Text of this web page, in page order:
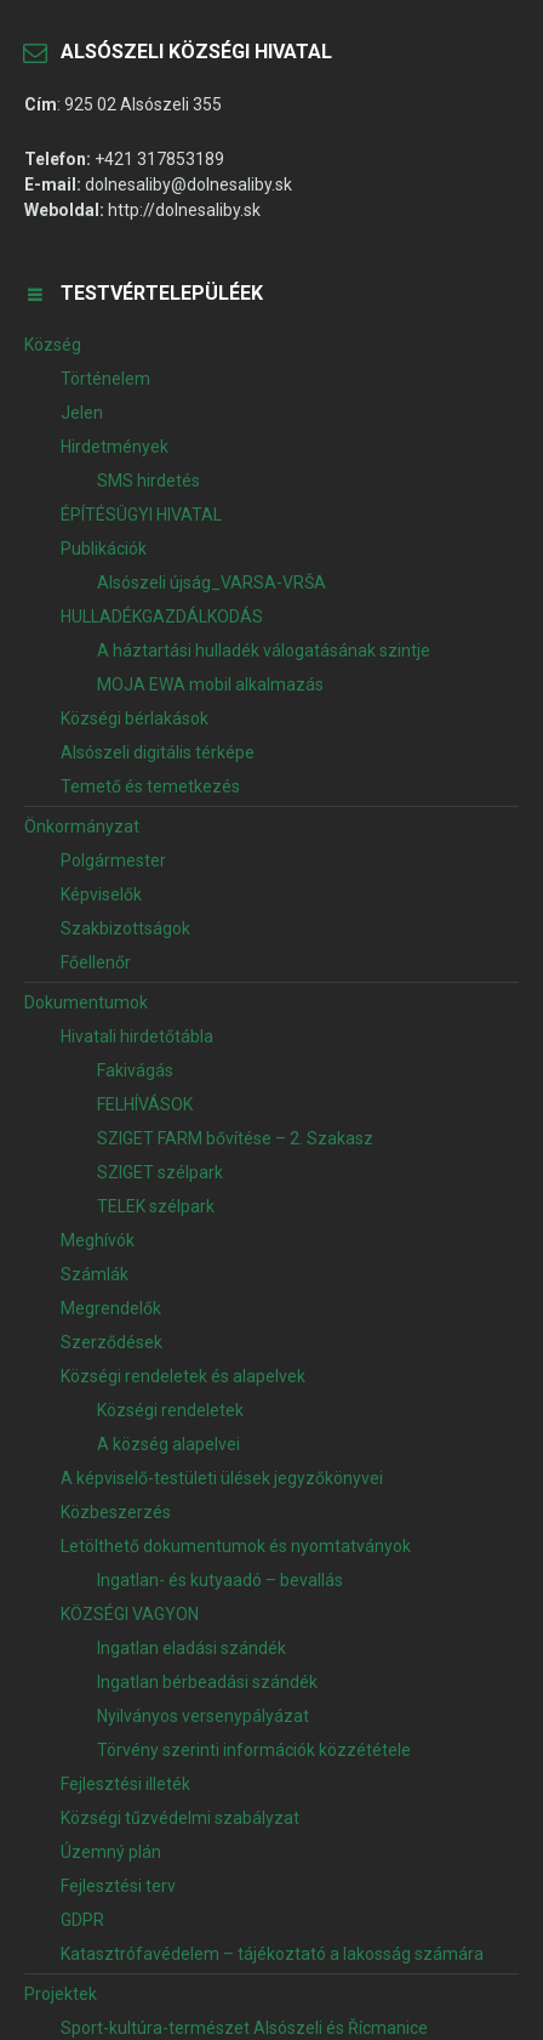
ALSÓSZELI KÖZSÉGI HIVATAL
Cím: 925 02 Alsószeli 355
Telefon: +421 317853189
E-mail: dolnesaliby@dolnesaliby.sk
Weboldal: http://dolnesaliby.sk
TESTVÉRTELEPÜLÉEK
Község
Történelem
Jelen
Hirdetmények
SMS hirdetés
ÉPÍTÉSÜGYI HIVATAL
Publikációk
Alsószeli újság_VARSA-VRŠA
HULLADÉKGAZDÁLKODÁS
A háztartási hulladék válogatásának szintje
MOJA EWA mobil alkalmazás
Községi bérlakások
Alsószeli digitális térképe
Temető és temetkezés
Önkormányzat
Polgármester
Képviselők
Szakbizottságok
Főellenőr
Dokumentumok
Hivatali hirdetőtábla
Fakivágás
FELHÍVÁSOK
SZIGET FARM bővítése – 2. Szakasz
SZIGET szélpark
TELEK szélpark
Meghívók
Számlák
Megrendelők
Szerződések
Községi rendeletek és alapelvek
Községi rendeletek
A község alapelvei
A képviselő-testületi ülések jegyzőkönyvei
Közbeszerzés
Letölthető dokumentumok és nyomtatványok
Ingatlan- és kutyaadó – bevallás
KÖZSÉGI VAGYON
Ingatlan eladási szándék
Ingatlan bérbeadási szándék
Nyilványos versenypályázat
Törvény szerinti információk közzététele
Fejlesztési illeték
Községi tűzvédelmi szabályzat
Územný plán
Fejlesztési terv
GDPR
Katasztrófavédelem – tájékoztató a lakosság számára
Projektek
Sport-kultúra-természet Alsószeli és Řícmanice